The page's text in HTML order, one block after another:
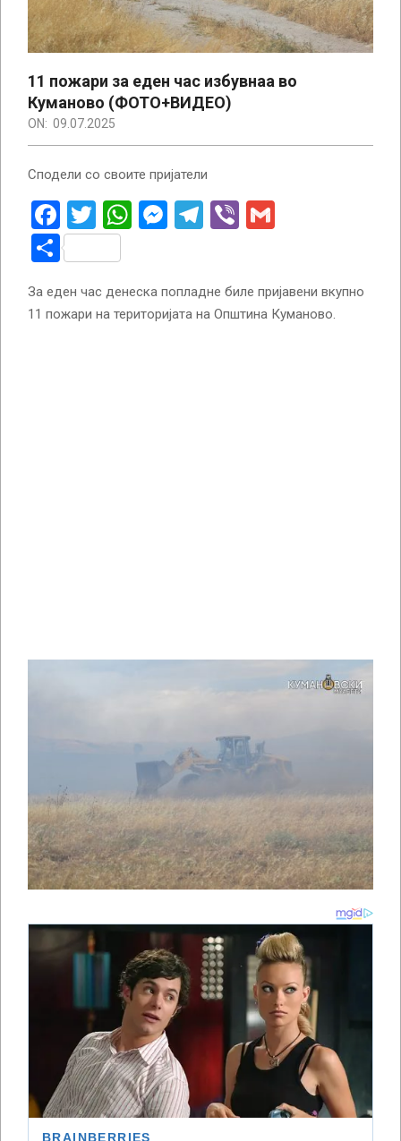
11 пожари за еден час избувнаа во
Куманово (ФОТО+ВИДЕО)
ON: 09.07.2025
Сподели со своите пријатели
Facebook
Twitter
WhatsApp
Messenger
Telegram
Viber
Share
За еден час денеска попладне биле пријавени вкупно
11 пожари на територијата на Општина Куманово.